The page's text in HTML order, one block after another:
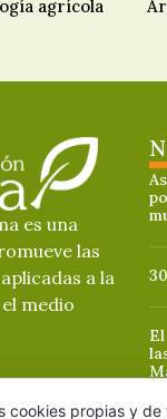
agrícola
es una
las
a la
medio
cookies propias y